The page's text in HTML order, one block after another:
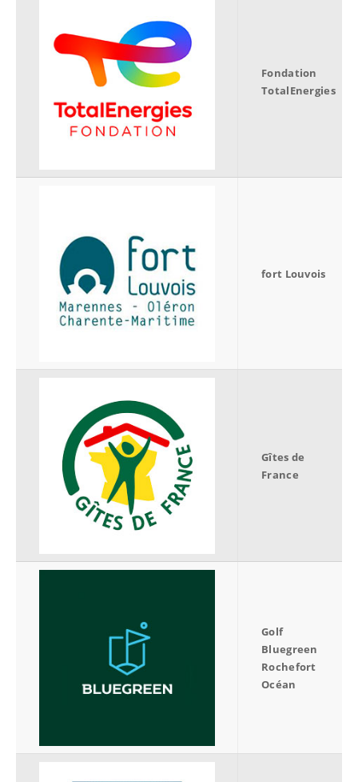
Fondation
TotalEnergies
fort Louvois
Gîtes de
France
Golf
Bluegreen
Rochefort
Océan